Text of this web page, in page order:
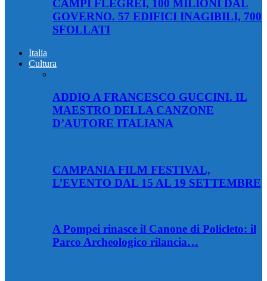
CAMPI FLEGREI, 100 MILIONI DAL
GOVERNO. 57 EDIFICI INAGIBILI, 700
SFOLLATI
Italia
Cultura
ADDIO A FRANCESCO GUCCINI. IL
MAESTRO DELLA CANZONE
D’AUTORE ITALIANA
CAMPANIA FILM FESTIVAL,
L’EVENTO DAL 15 AL 19 SETTEMBRE
A Pompei rinasce il Canone di Policleto: il
Parco Archeologico rilancia…